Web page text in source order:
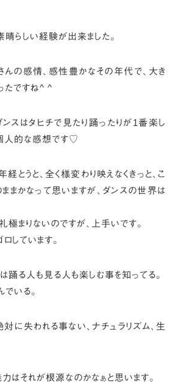
晴らしい経験が出来ました。
んの感情、感性豊かなその年代で、 大き
たですね^ ^
ンスはタヒチで見たり踊ったりが1番楽し
人的な感想です♡
とうと、全く様変わり映えなくきっと、 こ
まかなって思いますが、ダンスの世界は
まりないのですが、上手いです。
しています。
踊る人も見る人も楽しむ事を知ってる。
いる。
に失われる事ない、ナチュラリズム、生
はそれが根源なのかなぁと思います。